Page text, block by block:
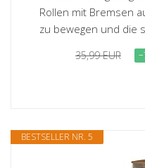
Rollen mit Bremsen
zu bewegen und die
35,99 EUR
BESTSELLER NR. 5